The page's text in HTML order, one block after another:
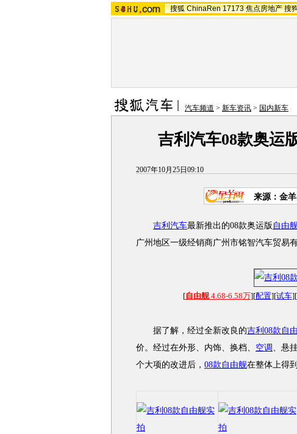
搜狐 ChinaRen 17173 焦点房地产 搜
汽车频道 > 新车资讯 > 国内新车
吉利汽车08款奥运
2007年10月25日09:10
来源：金羊
吉利汽车最新推出的08款奥运版 自由
广州地区一级经销商广州市铭智汽车贸易
[自由舰4.68-6.58万][配置][试车][
据了解，经过全新改良的吉利08款自
价。经过在外形、内饰、换档、 空调 、悬
个大项的改进后， 08款自由舰在整体上得